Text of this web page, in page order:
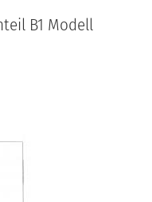
B1 Modell